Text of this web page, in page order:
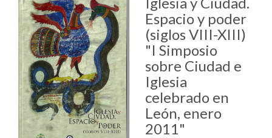
Espacio y poder
(siglos VIII-XIII)
"I Simposio
sobre Ciudad e
Iglesia
celebrado en
León, enero
2011"